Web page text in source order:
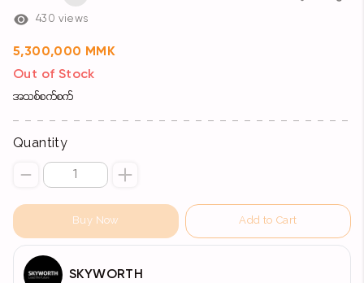
430 views
5,300,000 MMK
Out of Stock
အသစ်စက်စက်
Quantity
Buy Now Add to Cart
SKYWORTH